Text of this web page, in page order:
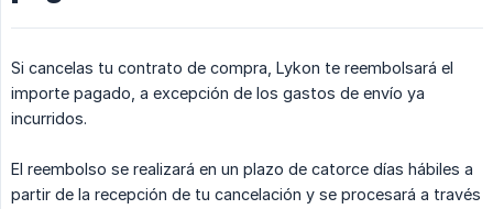
Si cancelas tu contrato de compra, Lykon te reembolsará el
importe pagado, a excepción de los gastos de envío ya
incurridos.
El reembolso se realizará en un plazo de catorce días hábiles a
partir de la recepción de tu cancelación y se procesará a través